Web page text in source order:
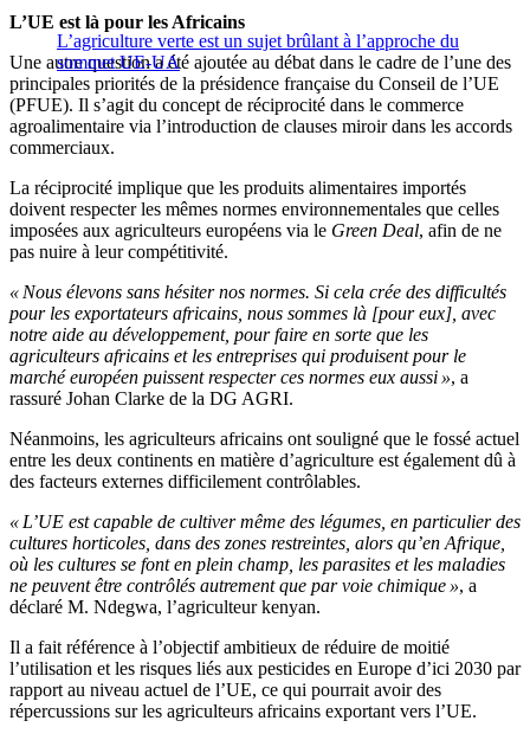
L’agriculture verte est un sujet brûlant à l’approche du
sommet UE-UA
L’UE est là pour les Africains
Une autre question a été ajoutée au débat dans le cadre de l’une des
principales priorités de la présidence française du Conseil de l’UE
(PFUE). Il s’agit du concept de réciprocité dans le commerce
agroalimentaire via l’introduction de clauses miroir dans les accords
commerciaux.
La réciprocité implique que les produits alimentaires importés
doivent respecter les mêmes normes environnementales que celles
imposées aux agriculteurs européens via le Green Deal, afin de ne
pas nuire à leur compétitivité.
« Nous élevons sans hésiter nos normes. Si cela crée des difficultés
pour les exportateurs africains, nous sommes là [pour eux], avec
notre aide au développement, pour faire en sorte que les
agriculteurs africains et les entreprises qui produisent pour le
marché européen puissent respecter ces normes eux aussi », a
rassuré Johan Clarke de la DG AGRI.
Néanmoins, les agriculteurs africains ont souligné que le fossé actuel
entre les deux continents en matière d’agriculture est également dû à
des facteurs externes difficilement contrôlables.
« L’UE est capable de cultiver même des légumes, en particulier des
cultures horticoles, dans des zones restreintes, alors qu’en Afrique,
où les cultures se font en plein champ, les parasites et les maladies
ne peuvent être contrôlés autrement que par voie chimique », a
déclaré M. Ndegwa, l’agriculteur kenyan.
Il a fait référence à l’objectif ambitieux de réduire de moitié
l’utilisation et les risques liés aux pesticides en Europe d’ici 2030 par
rapport au niveau actuel de l’UE, ce qui pourrait avoir des
répercussions sur les agriculteurs africains exportant vers l’UE.